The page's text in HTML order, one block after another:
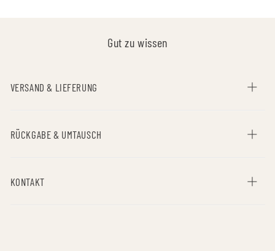
Gut zu wissen
VERSAND & LIEFERUNG
RÜCKGABE & UMTAUSCH
KONTAKT